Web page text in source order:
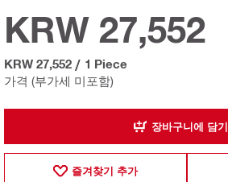
가격 (부가세 미포함)
KRW 27,552
KRW 27,552 / 1 Piece
장바구니에 담기
즐겨찾기 추가